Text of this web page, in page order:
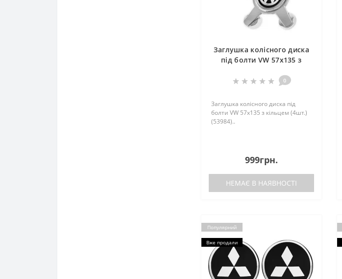
Заглушка колісного диска
пiд болти VW 57x135 з
0
Заглушка колісного диска пiд
болти VW 57x135 з кiльцем (4шт.)
(53984)..
999грн.
НЕМАЄ В НАЯВНОСТІ
Популярний
Вже продали